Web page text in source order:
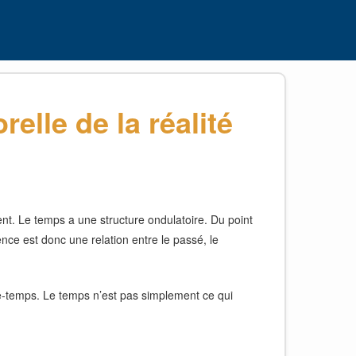
de la réalité
Le temps a une structure ondulatoire. Du point
est donc une relation entre le passé, le
Le temps n’est pas simplement ce qui